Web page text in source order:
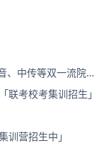
、中传等双一流院校
联考校考集训招生」
训营招生中」